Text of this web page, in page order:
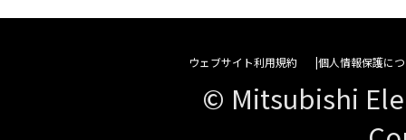
ウェブサイト利用規約 個人情報保護に
© Mitsubishi